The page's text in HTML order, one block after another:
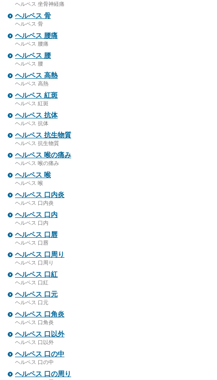
ヘルペス 坐骨神経痛
ヘルペス 骨
ヘルペス 骨
ヘルペス 腰痛
ヘルペス 腰痛
ヘルペス 腰
ヘルペス 腰
ヘルペス 高熱
ヘルペス 高熱
ヘルペス 紅斑
ヘルペス 紅斑
ヘルペス 抗体
ヘルペス 抗体
ヘルペス 抗生物質
ヘルペス 抗生物質
ヘルペス 喉の痛み
ヘルペス 喉の痛み
ヘルペス 喉
ヘルペス 喉
ヘルペス 口内炎
ヘルペス 口内炎
ヘルペス 口内
ヘルペス 口内
ヘルペス 口唇
ヘルペス 口唇
ヘルペス 口周り
ヘルペス 口周り
ヘルペス 口紅
ヘルペス 口紅
ヘルペス 口元
ヘルペス 口元
ヘルペス 口角炎
ヘルペス 口角炎
ヘルペス 口以外
ヘルペス 口以外
ヘルペス 口の中
ヘルペス 口の中
ヘルペス 口の周り